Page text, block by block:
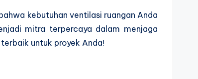
kebutuhan ventilasi ruangan Anda
mitra terpercaya dalam menjaga
untuk proyek Anda!